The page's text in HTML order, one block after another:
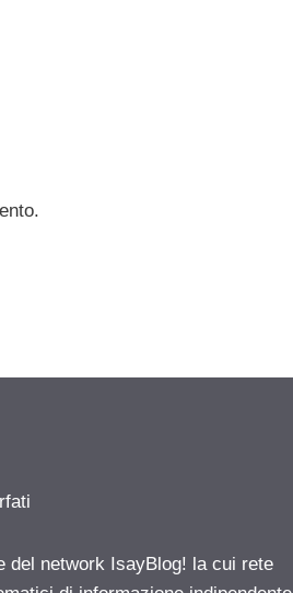
del network IsayBlog! la cui rete